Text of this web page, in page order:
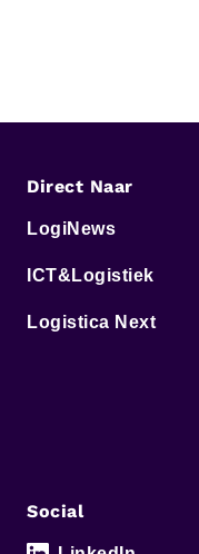
Direct Naar
LogiNews
ICT&Logistiek
Logistica Next
Social